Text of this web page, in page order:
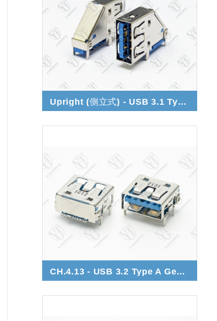
Upright (側立式) - USB 3.1 Type A Gen.1
CH.4.13 - USB 3.2 Type A Gen.2